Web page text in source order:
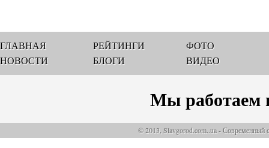
ГЛАВНАЯ
НОВОСТИ
РЕЙТИНГИ
БЛОГИ
ФОТО
ВИДЕО
Мы работаем
© 2013, Slavgorod.com..ua - Современный